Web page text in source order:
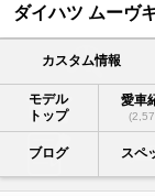
ダイハツ ムーヴ
カスタム情報
モデル
トップ
愛車
ブログ スペ